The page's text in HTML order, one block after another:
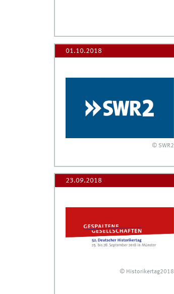
01.10.2018
© SWR2
23.09.2018
© Historikertag2018